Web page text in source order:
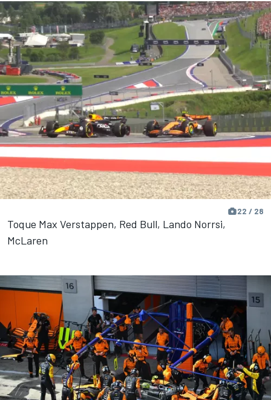
22 / 28
Toque Max Verstappen, Red Bull, Lando Norrsi,
McLaren